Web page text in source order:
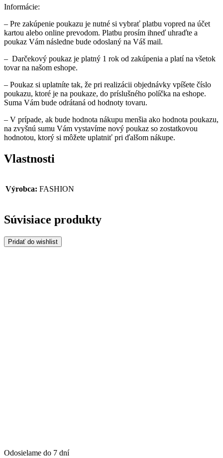
Informácie:
– Pre zakúpenie poukazu je nutné si vybrať platbu vopred na účet
kartou alebo online prevodom. Platbu prosím ihneď uhraďte a
poukaz Vám následne bude odoslaný na Váš mail.
– Darčekový poukaz je platný 1 rok od zakúpenia a platí na všetok
tovar na našom eshope.
– Poukaz si uplatníte tak, že pri realizácii objednávky vpíšete číslo
poukazu, ktoré je na poukaze, do príslušného políčka na eshope.
Suma Vám bude odrátaná od hodnoty tovaru.
– V prípade, ak bude hodnota nákupu menšia ako hodnota poukazu,
na zvyšnú sumu Vám vystavíme nový poukaz so zostatkovou
hodnotou, ktorý si môžete uplatniť pri ďalšom nákupe.
Vlastnosti
Výrobca: FASHION
Súvisiace produkty
Pridať do wishlist
Odosielame do 7 dní